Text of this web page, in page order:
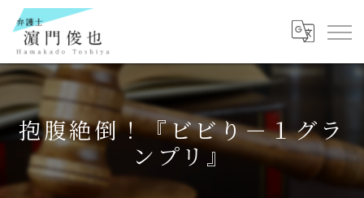
抱腹絶倒！『ビビり－１グラ
ンプリ』